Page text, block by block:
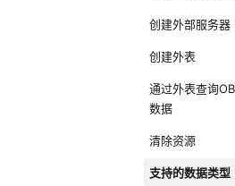
创建外部服务器
创建外表
通过外表查询
数据
清除资源
支持的数据类型